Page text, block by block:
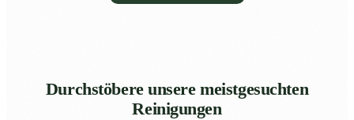
Durchstöbere unsere meistgesuchten
Reinigungen